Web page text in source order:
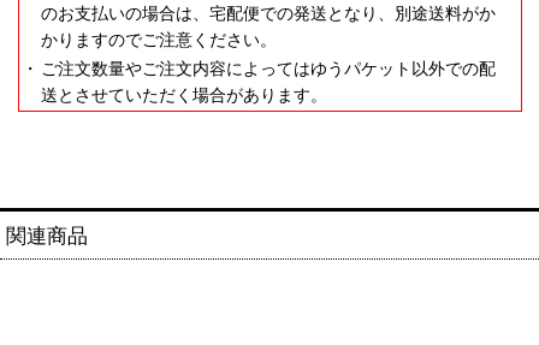
のお支払いの場合は、宅配便での発送となり、別途送料がか
かりますのでご注意ください。
・ ご注文数量やご注文内容によってはゆうパケット以外での配
送とさせていただく場合があります。
関連商品